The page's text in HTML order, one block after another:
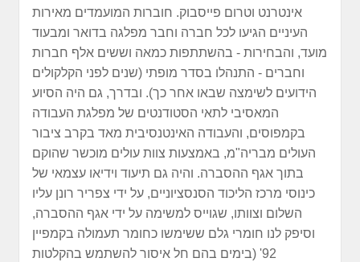
אינטרנט וטרום פייסבוק. חוברות המועמדים מאירות
העיניים הגיעו לכל חברה וחבר מפלגה בדואר ומבעוד
מועד, והבחירות - בהשתתפות כמאה וששים אלף חברות
וחברים - התנהלו בסדר מופתי (שנים לפני הקלקולים
הידועים לשימצה שבאו אחר כך). ובדרך, גם היה הסיוע
המאסיבי לתאי הסטודנטים של מפלגת העבודה
בקמפוסים, והעבודה האינטנסיבית מאד בקרב ציבור
העולים מבריה"מ, באמצעות צוות עולים מוכשר שהוקם
בתוך אגף ההסברה. והיה גם תיעוד וידיאו עצמאי של
כינוסי מרכז הליכוד הסנסציוניים, על ידי צפריר רונן עליו
השלום וצוותו, שגוייס למשימה על ידי אגף ההסברה,
וסיפק לנו חומרי גלם ששימשו כחומר תעמולה בקמפיין
92' (בימים בהם חל איסור להשתמש בהקלטות